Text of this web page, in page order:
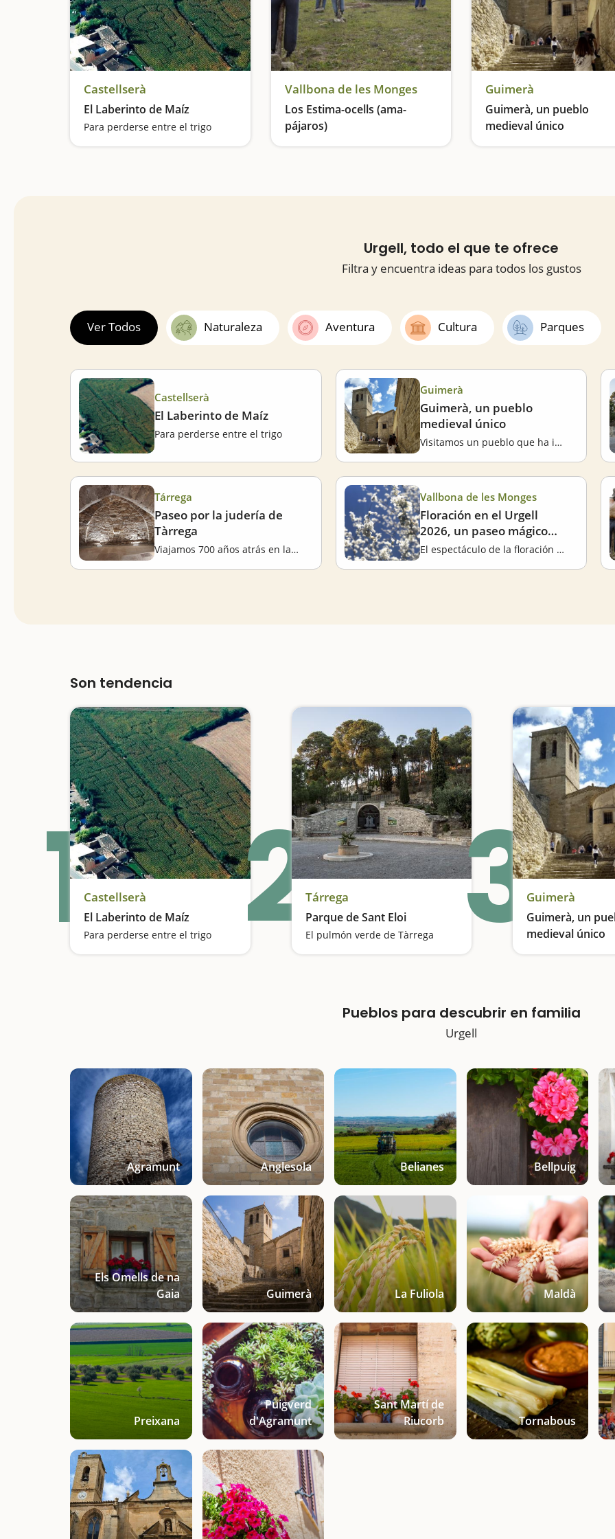
Castellserà
El Laberinto de Maíz
Para perderse entre el trigo
Vallbona de les Monges
Los Estima-ocells (ama-
pájaros)
Un museo muy singular al aire libre
Guimerà
Guimerà, un pueblo
medieval único
Urgell, todo el que te ofrece
Filtra y encuentra ideas para todos los gustos
Ver Todos Naturaleza Aventura Cultura Parques
Castellserà
El Laberinto de Maíz
Para perderse entre el trigo
Guimerà
Guimerà, un pueblo
medieval único
Visitamos un pueblo que ha inspirado a poetas, escritores y artistas
Tárrega
Paseo por la judería de
Tàrrega
Viajamos 700 años atrás en la historia de la ciudad
Vallbona de les Monges
Floración en el Urgell
2026, un paseo mágico
entre almendros en
Lleida
El espectáculo de la floración de los almendros en el Urgell
Son tendencia
1Castellserà
El Laberinto de Maíz
Para perderse entre el trigo 2Tárrega
Parque de Sant Eloi
El pulmón verde de Tàrrega 3Guimerà
Guimerà, un
medieval único
Pueblos para descubrir en familia
Urgell
Agramunt Anglesola Belianes Bellpuig
Els Omells de na
Gaia
Guimerà La Fuliola Maldà
Preixana
Puigverd
d'Agramunt
Sant Martí de
Riucorb
Tornabous